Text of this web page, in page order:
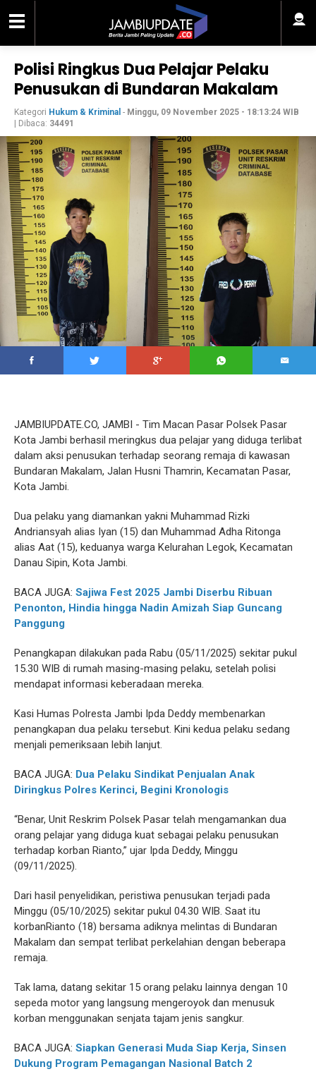
Polisi Ringkus Dua Pelajar Pelaku
Penusukan di Bundaran Makalam
Kategori Hukum & Kriminal - Minggu, 09 November 2025 - 18:13:24 WIB
| Dibaca: 34491
JAMBIUPDATE.CO, JAMBI - Tim Macan Pasar Polsek Pasar
Kota Jambi berhasil meringkus dua pelajar yang diduga terlibat
dalam aksi penusukan terhadap seorang remaja di kawasan
Bundaran Makalam, Jalan Husni Thamrin, Kecamatan Pasar,
Kota Jambi.
Dua pelaku yang diamankan yakni Muhammad Rizki
Andriansyah alias Iyan (15) dan Muhammad Adha Ritonga
alias Aat (15), keduanya warga Kelurahan Legok, Kecamatan
Danau Sipin, Kota Jambi.
BACA JUGA: Sajiwa Fest 2025 Jambi Diserbu Ribuan
Penonton, Hindia hingga Nadin Amizah Siap Guncang
Panggung
Penangkapan dilakukan pada Rabu (05/11/2025) sekitar pukul
15.30 WIB di rumah masing-masing pelaku, setelah polisi
mendapat informasi keberadaan mereka.
Kasi Humas Polresta Jambi Ipda Deddy membenarkan
penangkapan dua pelaku tersebut. Kini kedua pelaku sedang
menjali pemeriksaan lebih lanjut.
BACA JUGA: Dua Pelaku Sindikat Penjualan Anak
Diringkus Polres Kerinci, Begini Kronologis
“Benar, Unit Reskrim Polsek Pasar telah mengamankan dua
orang pelajar yang diduga kuat sebagai pelaku penusukan
terhadap korban Rianto,” ujar Ipda Deddy, Minggu
(09/11/2025).
Dari hasil penyelidikan, peristiwa penusukan terjadi pada
Minggu (05/10/2025) sekitar pukul 04.30 WIB. Saat itu
korbanRianto (18) bersama adiknya melintas di Bundaran
Makalam dan sempat terlibat perkelahian dengan beberapa
remaja.
Tak lama, datang sekitar 15 orang pelaku lainnya dengan 10
sepeda motor yang langsung mengeroyok dan menusuk
korban menggunakan senjata tajam jenis sangkur.
BACA JUGA: Siapkan Generasi Muda Siap Kerja, Sinsen
Dukung Program Pemagangan Nasional Batch 2